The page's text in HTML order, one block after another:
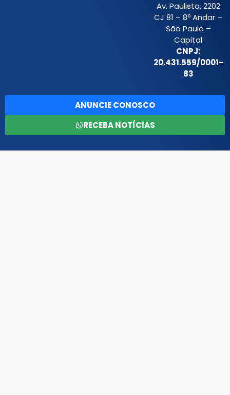
Av. Paulista, 2202
CJ 81 – 8º Andar –
São Paulo –
Capital
CNPJ:
20.431.559/0001-
83
ANUNCIE CONOSCO
RECEBA NOTÍCIAS